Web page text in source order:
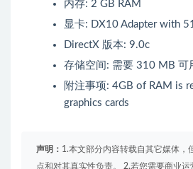
内存: 2 GB RAM
显卡: DX10 Adapter with
DirectX 版本: 9.0c
存储空间: 需要 310 MB 可
附注事项: 4GB of RAM is
graphics cards
声明： 1.本文部分内容转载自其它媒体，
点和对其真实性负责。 2.若您需要商业